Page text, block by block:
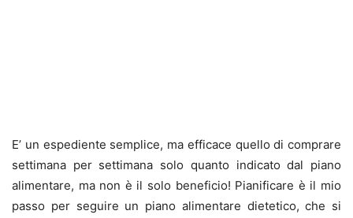
E’ un espediente semplice, ma efficace quello di comprare
settimana per settimana solo quanto indicato dal piano
alimentare, ma non è il solo beneficio! Pianificare è il mio
passo per seguire un piano alimentare dietetico, che si